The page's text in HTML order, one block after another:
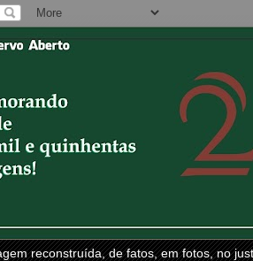
reconstruída, de fatos, em fotos, no